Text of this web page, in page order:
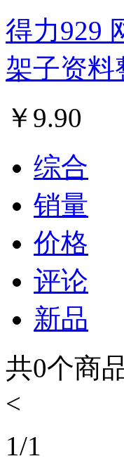
得力929
架子资料
￥ 9.90
综合
销量
价格
评论
新品
共0个商
<
1/1